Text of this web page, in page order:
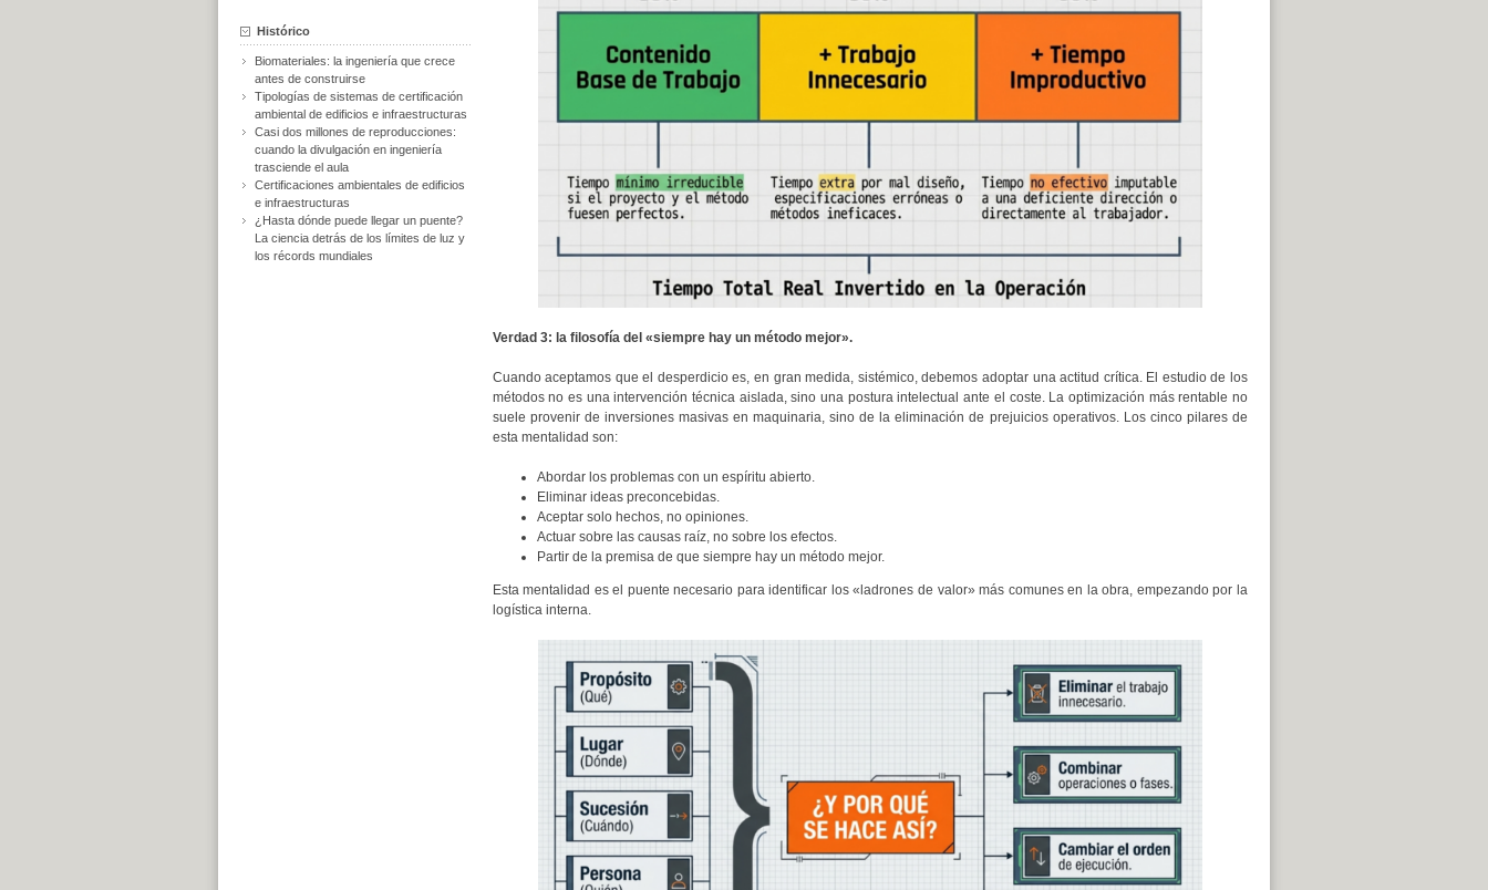
Verdad 3: la filosofía del «siempre hay un método mejor».
Cuando aceptamos que el desperdicio es, en gran medida, sistémico, debemos adoptar una actitud crítica. El estudio de los
métodos no es una intervención técnica aislada, sino una postura intelectual ante el coste. La optimización más rentable no
suele provenir de inversiones masivas en maquinaria, sino de la eliminación de prejuicios operativos. Los cinco pilares de
esta mentalidad son:
Abordar los problemas con un espíritu abierto.
Eliminar ideas preconcebidas.
Aceptar solo hechos, no opiniones.
Actuar sobre las causas raíz, no sobre los efectos.
Partir de la premisa de que siempre hay un método mejor.
Esta mentalidad es el puente necesario para identificar los «ladrones de valor» más comunes en la obra, empezando por la
logística interna.
Histórico
Biomateriales: la ingeniería que crece
antes de construirse
Tipologías de sistemas de certificación
ambiental de edificios e infraestructuras
Casi dos millones de reproducciones:
cuando la divulgación en ingeniería
trasciende el aula
Certificaciones ambientales de edificios
e infraestructuras
¿Hasta dónde puede llegar un puente?
La ciencia detrás de los límites de luz y
los récords mundiales